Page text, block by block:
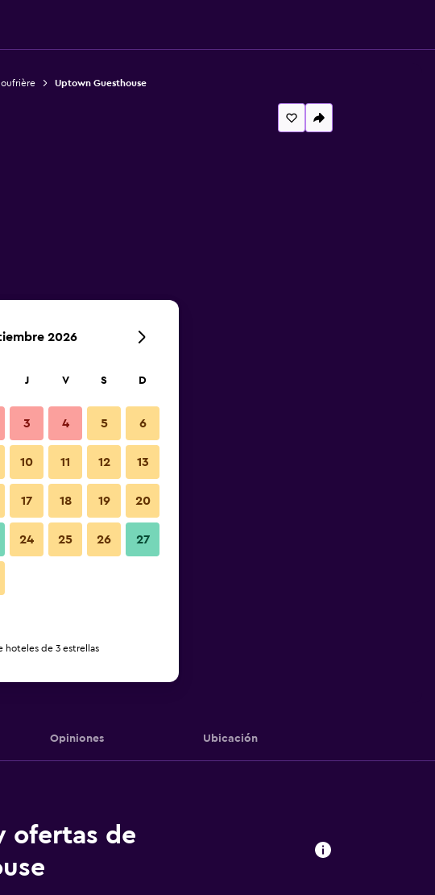
Uptown Guesthouse
Opiniones Ubicación
ofertas de
2026
J V S D
3 4 5 6
10 11 12 13
17 18 19 20
24 25 26 27
hoteles de 3 estrellas